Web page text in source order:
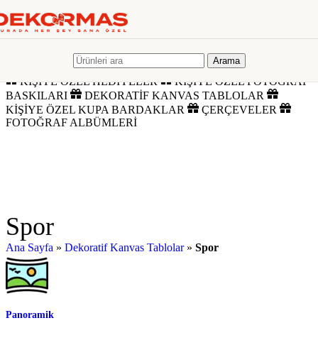
Skip to navigationSkip to main content
KİŞİYE ÖZEL HEDİYELER
BASKILARI
DEKORATİF KANVAS TABLOLAR
KİŞİYE ÖZEL KUPA BARDAKLAR
ÇERÇEVELER
FOTOĞRAF ALBÜMLERİ
KİŞİYE ÖZEL HEDİYELER
KİŞİYE ÖZEL FOTOĞRAF
BASKILARI
DEKORATİF KANVAS TABLOLAR
KİŞİYE ÖZEL KUPA BARDAKLAR
ÇERÇEVELER
FOTOĞRAF ALBÜMLERİ
Arama
Spor
Ana Sayfa » Dekoratif Kanvas Tablolar» Spor
Panoramik